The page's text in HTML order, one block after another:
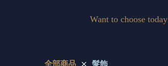
Want to choose today
全部商品 髮飾